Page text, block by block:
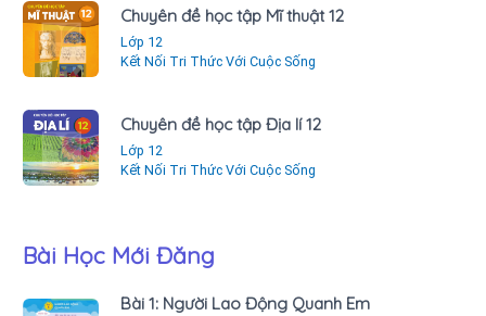
Chuyên đề học tập Mĩ thuật 12
Lớp 12
Kết Nối Tri Thức Với Cuộc Sống
Chuyên đề học tập Địa lí 12
Lớp 12
Kết Nối Tri Thức Với Cuộc Sống
Bài Học Mới Đăng
Bài 1: Người Lao Động Quanh Em